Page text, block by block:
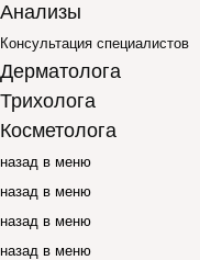
Анализы
Консультация специалистов
Дерматолога
Трихолога
Косметолога
назад в меню
назад в меню
назад в меню
назад в меню